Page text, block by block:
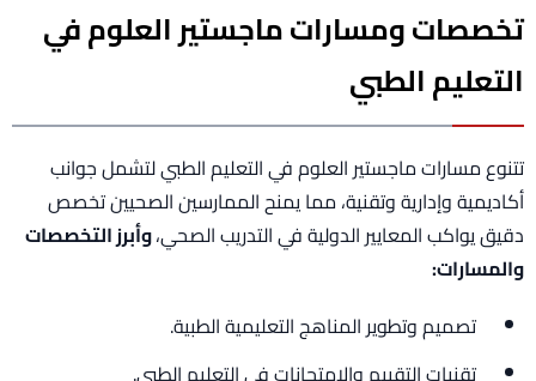
تخصصات ومسارات ماجستير العلوم في
التعليم الطبي
تتنوع مسارات ماجستير العلوم في التعليم الطبي لتشمل جوانب
أكاديمية وإدارية وتقنية، مما يمنح الممارسين الصحيين تخصص
دقيق يواكب المعايير الدولية في التدريب الصحي،وأبرز التخصصات
والمسارات:
تصميم وتطوير المناهج التعليمية الطبية.
تقنيات التقييم والامتحانات في التعليم الطبي.